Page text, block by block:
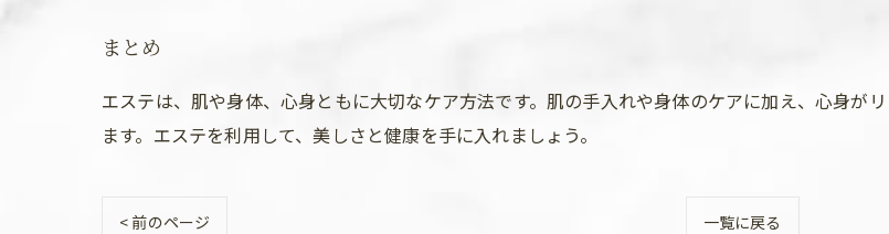
まとめ
エステは、肌や身体、心身ともに大切なケア方法です。肌の手入れや身体のケアに加え、心身が
ます。エステを利用して、美しさと健康を手に入れましょう。
< 前のページ 一覧に戻る